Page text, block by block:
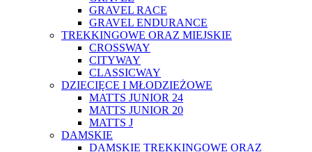
GRAVEL RACE
GRAVEL ENDURANCE
TREKKINGOWE ORAZ MIEJSKIE
CROSSWAY
CITYWAY
CLASSICWAY
DZIECIĘCE I MŁODZIEŻOWE
MATTS JUNIOR 24
MATTS JUNIOR 20
MATTS J
DAMSKIE
DAMSKIE TREKKINGOWE ORAZ